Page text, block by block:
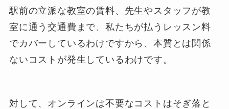
駅前の立派な教室の賃料、先生やスタッフが教
室に通う交通費まで、私たちが払うレッスン料
でカバーしているわけですから、本質とは関係
ないコストが発生しているわけです。
対して、オンラインは不要なコストはそぎ落と